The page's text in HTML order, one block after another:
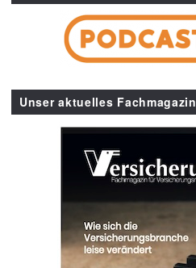
Unser aktuelles Fachmagazin